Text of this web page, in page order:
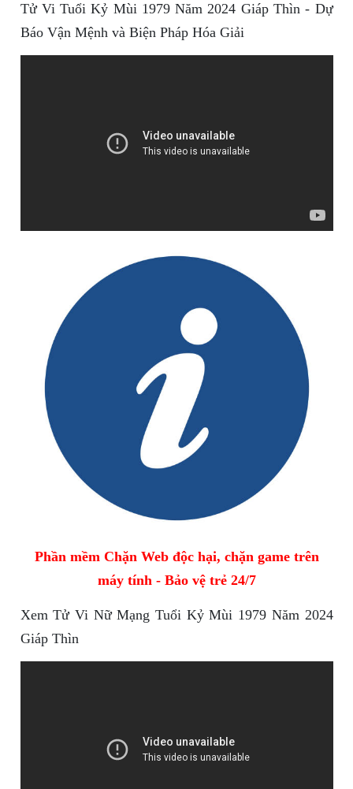
Tử Vi Tuổi Kỷ Mùi 1979 Năm 2024 Giáp Thìn - Dự
Báo Vận Mệnh và Biện Pháp Hóa Giải
Phần mềm Chặn Web độc hại, chặn game trên
máy tính - Bảo vệ trẻ 24/7
Xem Tử Vi Nữ Mạng Tuổi Kỷ Mùi 1979 Năm 2024
Giáp Thìn